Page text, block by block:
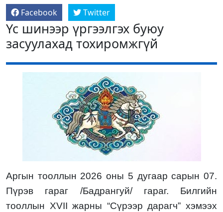
Facebook Twitter
Үс шинээр үргээлгэх буюу
засуулахад тохиромжгүй
Аргын тооллын 2026 оны 5 дугаар сарын 07.
Пүрэв гараг /Бадрангуй/ гараг. Билгийн
тооллын XVII жарны “Сүрээр дарагч” хэмээх